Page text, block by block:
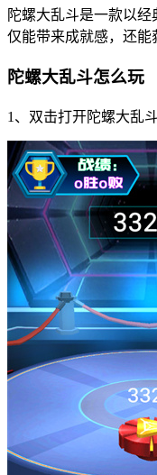
陀螺大乱斗是一款以
仅能带来成就感，还能
陀螺大乱斗怎么玩
1、双击打开陀螺大乱